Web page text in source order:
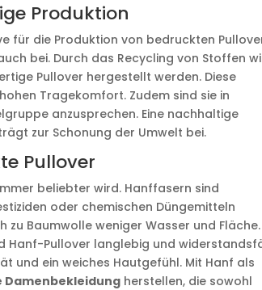
Produktion
für die Produktion von bedruckten
bei. Durch das Recycling von Stoffen
Pullover hergestellt werden. Diese
Tragekomfort. Zudem sind sie in
anzusprechen. Eine nachhaltige
zur Schonung der Umwelt bei.
Pullover
beliebter wird. Hanffasern sind
oder chemischen Düngemitteln
Baumwolle weniger Wasser und Fläche.
Hanf-Pullover langlebig und
und ein weiches Hautgefühl. Mit Hanf als
Damenbekleidung herstellen, die sowohl